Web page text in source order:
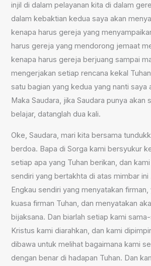
injil di dalam pelayanan kita di dalam
dalam kebaktian kedua saya akan
kenapa harus gereja yang
harus gereja yang mendorong jemaat
kenapa harus gereja berjuang sampai
mengerjakan setiap rencana kekal
satu bagian yang kedua yang nanti saya
Maka Saudara, jika Saudara punya akan
belajar, datanglah dua kali.
Oke, Saudara, mari kita bersama
berdoa. Bapa di Sorga kami bersyukur
setiap apa yang Tuhan berikan, dan
sendiri yang bertakhta di atas mimbar ini
Engkau sendiri yang menyatakan
kuasa firman Tuhan, dan menyatakan
bijaksana. Dan biarlah setiap kami
Kristus kami diarahkan, dan kami
dibawa untuk melihat bagaimana kami
dengan benar di hadapan Tuhan. Dan